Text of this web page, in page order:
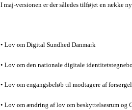
I maj-versionen er der således tilføjet en række
• Lov om Digital Sundhed Danmark
• Lov om den nationale digitale
• Lov om engangsbeløb til modtagere af
• Lov om ændring af lov om beskyttelsesrum og